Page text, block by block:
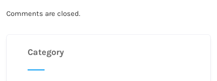
Comments are closed.
Category